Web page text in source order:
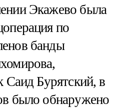
Экажево была
по
банды
Саид Бурятский, в
было обнаружено